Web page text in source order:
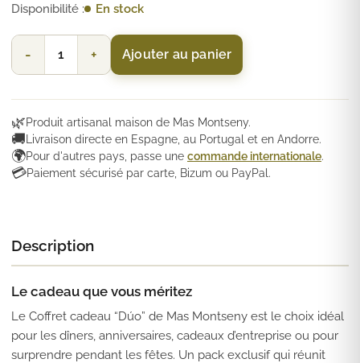
Disponibilité : En stock
-
Coffret cadeau "DÚO" quantity
+ Ajouter au panier
🌿Produit artisanal maison de Mas Montseny.
🚚Livraison directe en Espagne, au Portugal et en Andorre.
🌍Pour d'autres pays, passe une commande internationale.
💳Paiement sécurisé par carte, Bizum ou PayPal.
Description
Le cadeau que vous méritez
Le Coffret cadeau “Dúo” de Mas Montseny est le choix idéal
pour les dîners, anniversaires, cadeaux d’entreprise ou pour
surprendre pendant les fêtes. Un pack exclusif qui réunit